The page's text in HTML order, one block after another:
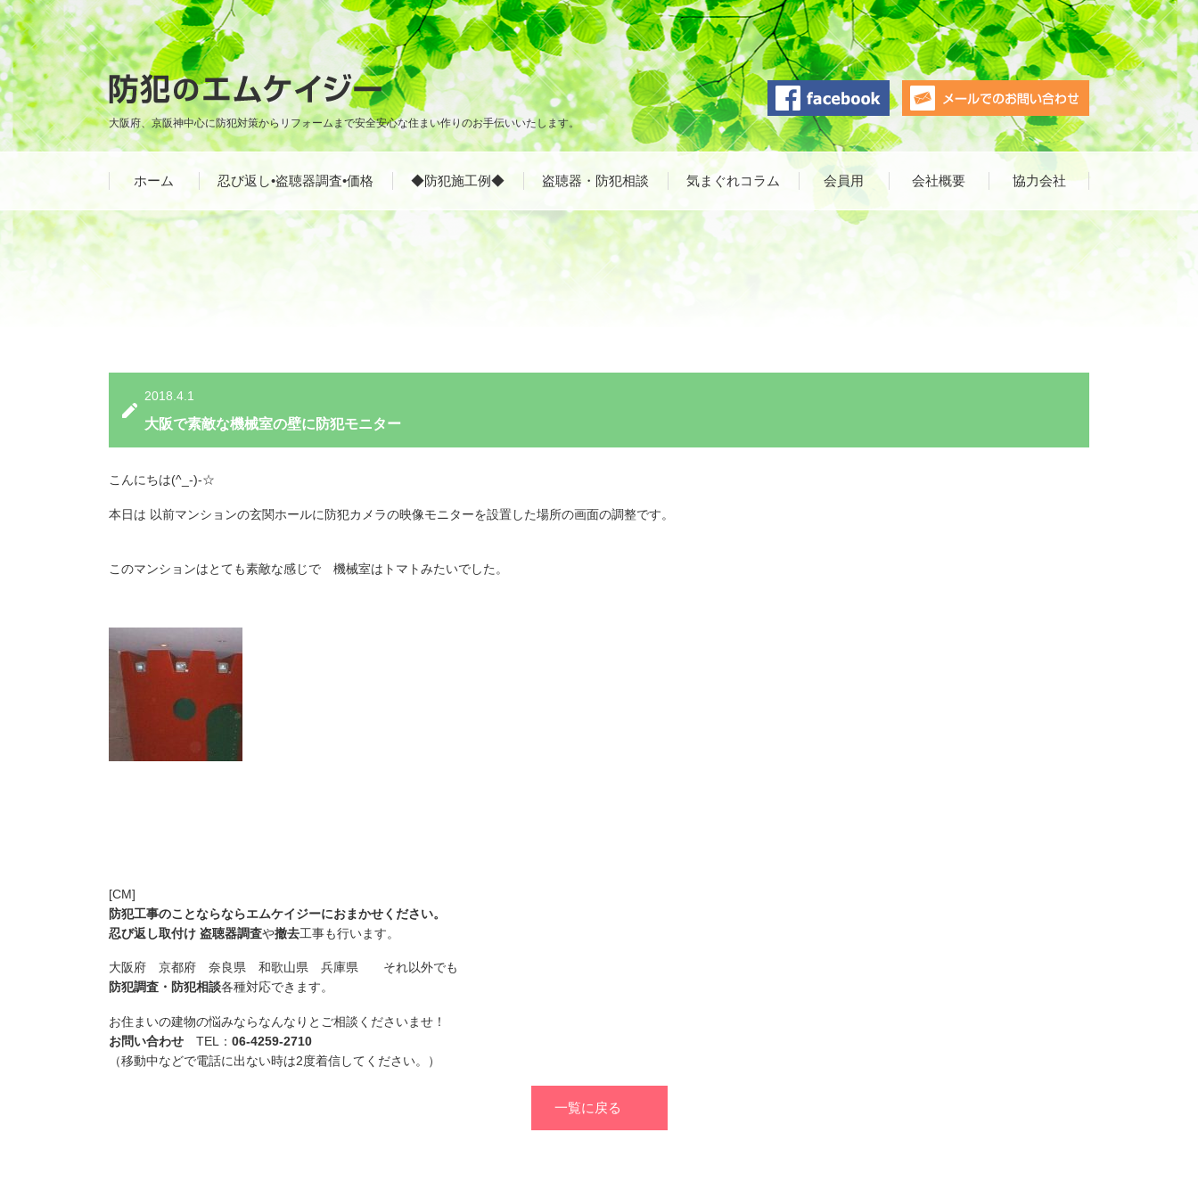
大阪府、京阪神中心に防犯対策からリフォームまで安全安心な住まい作りのお手伝いいたします。
ホーム 忍び返し•盗聴器調査•価格 ◆防犯施工例◆ 盗聴器・防犯相談 気まぐれコラム 会員用 会社概要 協力会社
2018.4.1
大阪で素敵な機械室の壁に防犯モニター
こんにちは(^_-)-☆
本日は 以前マンションの玄関ホールに防犯カメラの映像モニターを設置した場所の画面の調整です。
このマンションはとても素敵な感じで 機械室はトマトみたいでした。
[CM]
防犯工事のことならならエムケイジーにおまかせください。
忍び返し取付け 盗聴器調査や撤去工事も行います。
大阪府 京都府 奈良県 和歌山県 兵庫県 それ以外でも
防犯調査・防犯相談各種対応できます。
お住まいの建物の悩みならなんなりとご相談くださいませ！
お問い合わせ TEL： 06-4259-2710
（移動中などで電話に出ない時は2度着信してください。）
一覧に戻る